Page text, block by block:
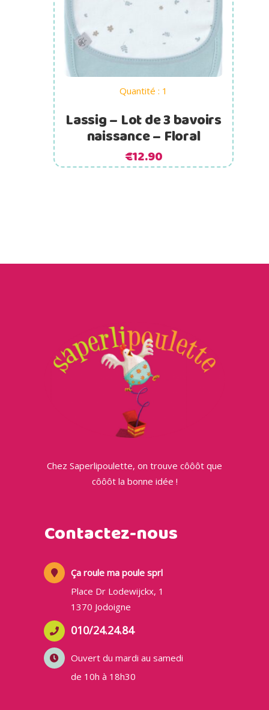
Quantité : 1
Ajouter au panier
Lassig – Lot de 3 bavoirs
naissance – Floral
€12.90
Chez Saperlipoulette, on trouve côôôt que
côôôt la bonne idée !
Contactez-nous
Ça roule ma poule sprl
Place Dr Lodewijckx, 1
1370 Jodoigne
010/24.24.84
Ouvert du mardi au samedi
de 10h à 18h30